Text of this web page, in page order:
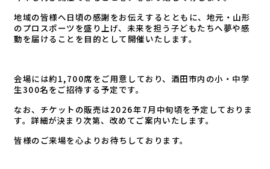
地域の皆様へ日頃の感謝をお伝えするとともに、地元・山形
のプロスポーツを盛り上げ、未来を担う子どもたちへ夢や感
動を届けることを目的として開催いたします。
会場には約1,700席をご用意しており、酒田市内の小・中学
生300名をご招待する予定です。
なお、チケットの販売は2026年7月中旬頃を予定しておりま
す。詳細が決まり次第、改めてご案内いたします。
皆様のご来場を心よりお待ちしております。